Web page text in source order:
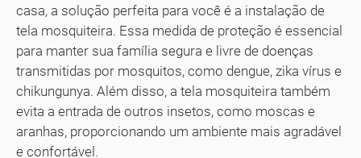
casa, a solução perfeita para você é a instalação de
tela mosquiteira. Essa medida de proteção é essencial
para manter sua família segura e livre de doenças
transmitidas por mosquitos, como dengue, zika vírus e
chikungunya. Além disso, a tela mosquiteira também
evita a entrada de outros insetos, como moscas e
aranhas, proporcionando um ambiente mais agradável
e confortável.